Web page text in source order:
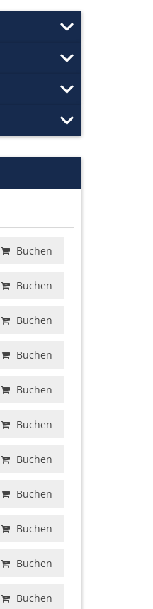
Buchen
Buchen
Buchen
Buchen
Buchen
Buchen
Buchen
Buchen
Buchen
Buchen
Buchen